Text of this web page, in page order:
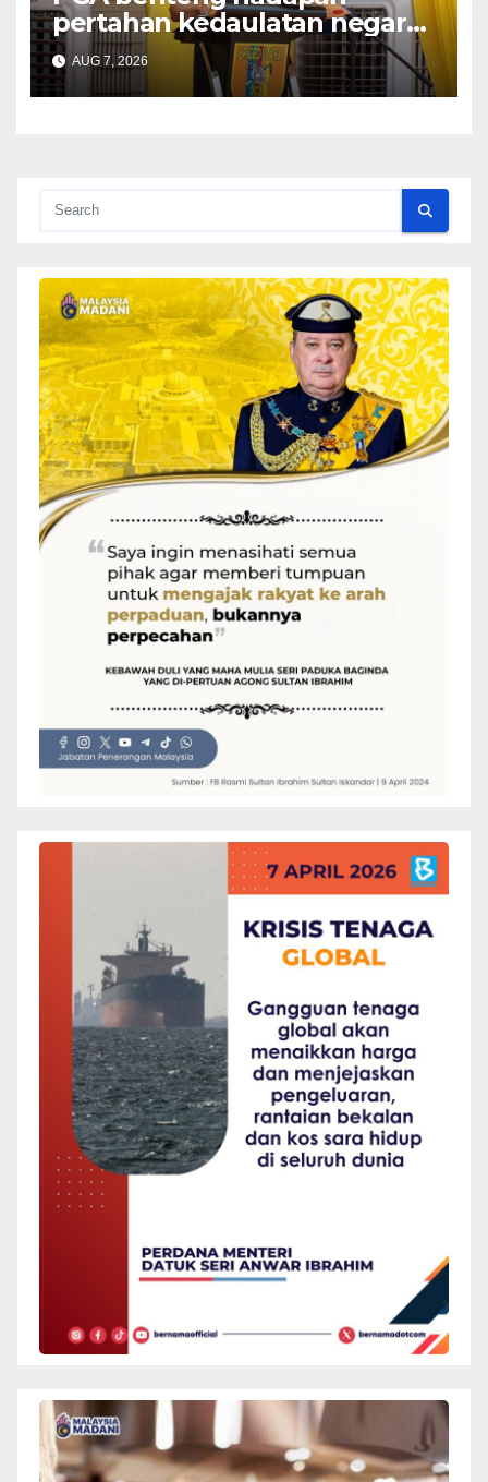
pertahan kedaulatan negara
– KPN
AUG 7, 2026